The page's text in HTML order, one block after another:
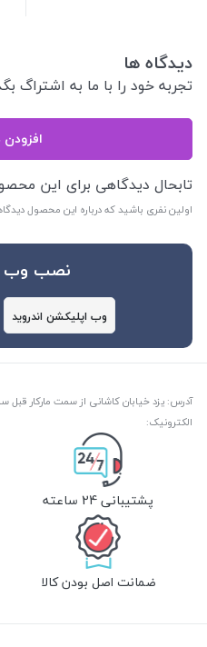
دیدگاه ها
تجربه خود را با ما به اشتراگ
افزودن
تابحال دیدگاهی برای این
اولین نفری باشید که درباره این محصول
نصب وب
وب اپلیکشن اندروید
الکترونیک:
پشتیبانی 24 ساعته
ضمانت اصل بودن کالا